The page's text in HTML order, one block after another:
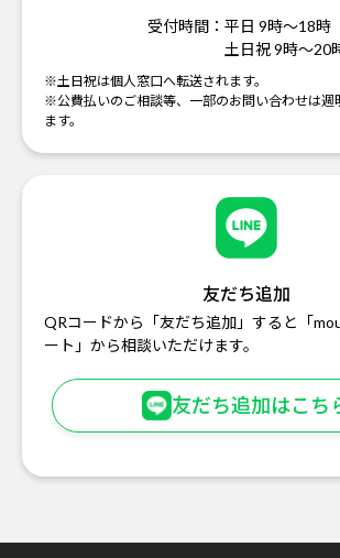
受付時間： 平日 9時～18時
土日祝 9時～20
※土日祝は個人窓口へ転送されます。
※公費払いのご相談等、一部のお問い合わせは週
ます。
友だち追加
QRコードから「友だち追加」すると「
ート」から相談いただけます。
友だち追加はこち